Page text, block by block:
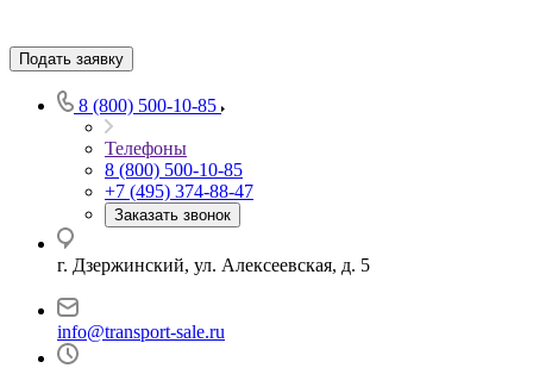
Подать заявку
8 (800) 500-10-85
Телефоны
8 (800) 500-10-85
+7 (495) 374-88-47
Заказать звонок
г. Дзержинский, ул. Алексеевская, д. 5
info@transport-sale.ru